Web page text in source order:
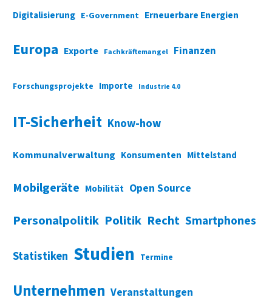
Digitalisierung E-Government Erneuerbare Energien
Europa Exporte Fachkräftemangel Finanzen
Forschungsprojekte Importe Industrie 4.0
IT-Sicherheit Know-how
Kommunalverwaltung Konsumenten Mittelstand
Mobilgeräte Mobilität Open Source
Personalpolitik Politik Recht Smartphones
Statistiken Studien Termine
Unternehmen Veranstaltungen